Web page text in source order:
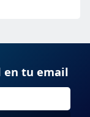
en tu email